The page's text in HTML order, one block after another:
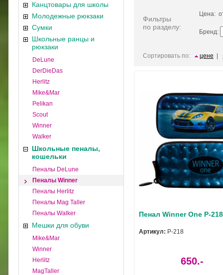
Канцтовары для школы
Молодежные рюкзаки
Сумки
Школьные ранцы и
рюкзаки
DeLune
DerDieDas
Herlitz
Mike&Mar
Pelikan
Scout
Winner
Walker
Школьные пеналы,
кошельки
Пеналы DeLune
Пеналы Winner
Пеналы Herlitz
Пеналы Mag Taller
Пеналы Walker
Мешки для обуви
Mike&Mar
Winner
Herlitz
MagTaller
Фильтры
по разделу:
Цена:
Бренд:
Сортировать по: цене
Пенал Winner One P-
Артикул: P-218
650.-